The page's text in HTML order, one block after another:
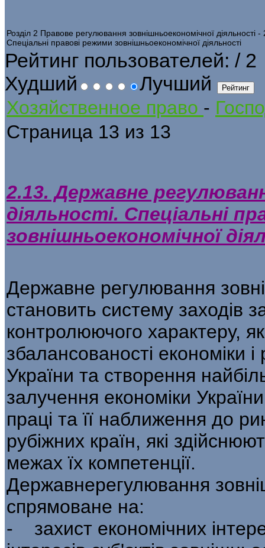
Розділ 2 Правове регулювання зовнішньоекономічної
Спеціальні правові режими зовнішньоекономічної діяльності
Рейтинг пользователей: / 2
Худший
Лучший
Хозяйственное право -
Страница 13 из 13
2.13. Державне
діяльності. Спеціальні
зовнішньоекономічної
Державне регулювання
стано­вить систему заходів
контролюючого характеру,
збалансованості економіки
України та створення
залучення економіки
праці та її наближення до
рубіжних країн, які
межах їх компетенції.
Державнерегулювання
спрямова­не на:
- захист економічних